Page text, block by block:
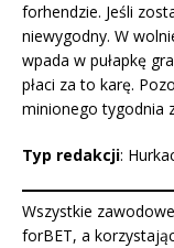
forhendzie. Jeśli
niewygodny. W
wpada w pułapkę
płaci za to karę.
minionego tygodnia
Typ redakcji:
Wszystkie
forBET, a